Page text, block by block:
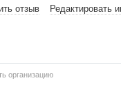
отзыв Редактировать
организацию